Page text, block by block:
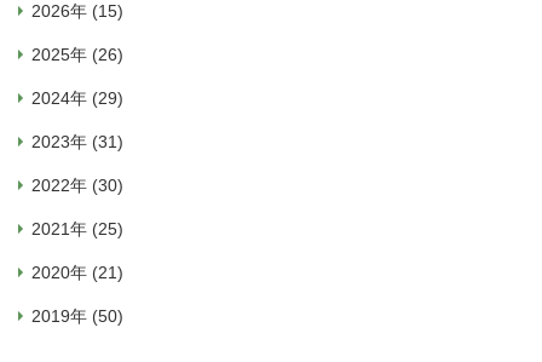
2026年 (15)
2025年 (26)
2024年 (29)
2023年 (31)
2022年 (30)
2021年 (25)
2020年 (21)
2019年 (50)